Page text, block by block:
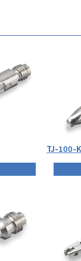
TJ-100-